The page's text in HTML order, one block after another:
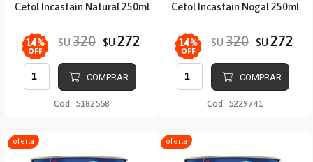
Cetol Incastain Natural 250ml
14%
OFF
$U 320 $U 272
COMPRAR
Cód. 5182558
Cetol Incastain Nogal 250ml
14%
OFF
$U 320 $U 272
COMPRAR
Cód. 5229741
oferta oferta